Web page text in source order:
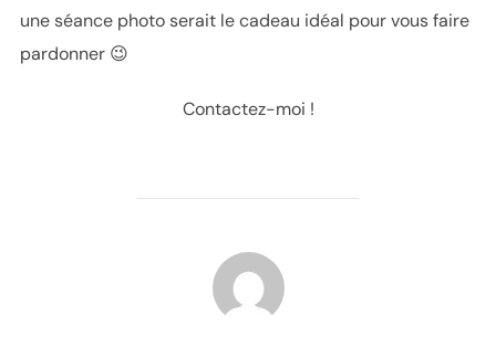
une séance photo serait le cadeau idéal pour vous faire
pardonner 😉
Contactez-moi !
AUTEUR DE LA PUBLICATION